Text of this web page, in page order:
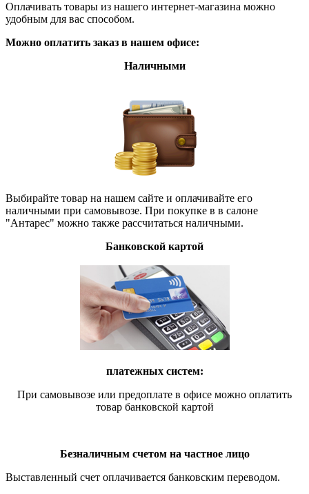
Оплачивать товары из нашего интернет-магазина можно
удобным для вас способом.
Можно оплатить заказ в нашем офисе:
Наличными
Выбирайте товар на нашем сайте и оплачивайте его
наличными при самовывозе. При покупке в в салоне
"Антарес" можно также рассчитаться наличными.
Банковской картой
платежных систем:
При самовывозе или предоплате в офисе можно оплатить
товар банковской картой
Безналичным счетом на частное лицо
Выставленный счет оплачивается банковским переводом.